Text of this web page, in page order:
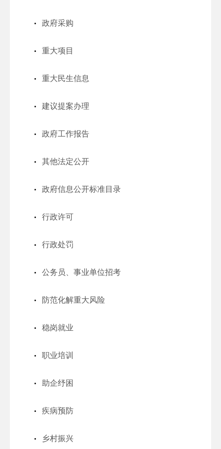
政府采购
重大项目
重大民生信息
建议提案办理
政府工作报告
其他法定公开
政府信息公开标准目录
行政许可
行政处罚
公务员、事业单位招考
防范化解重大风险
稳岗就业
职业培训
助企纾困
疾病预防
乡村振兴